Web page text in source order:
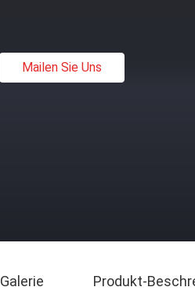
Mailen Sie Uns
Galerie Produkt-